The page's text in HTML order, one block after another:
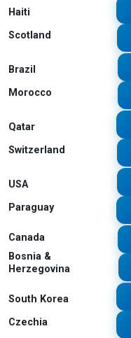
Haiti
Scotland
Brazil
Morocco
Qatar
Switzerland
USA
Paraguay
Canada
Bosnia &
Herzegovina
South Korea
Czechia